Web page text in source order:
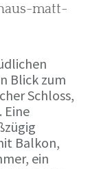
matt-
Blick zum
Schloss,
Eine
Balkon,
ein